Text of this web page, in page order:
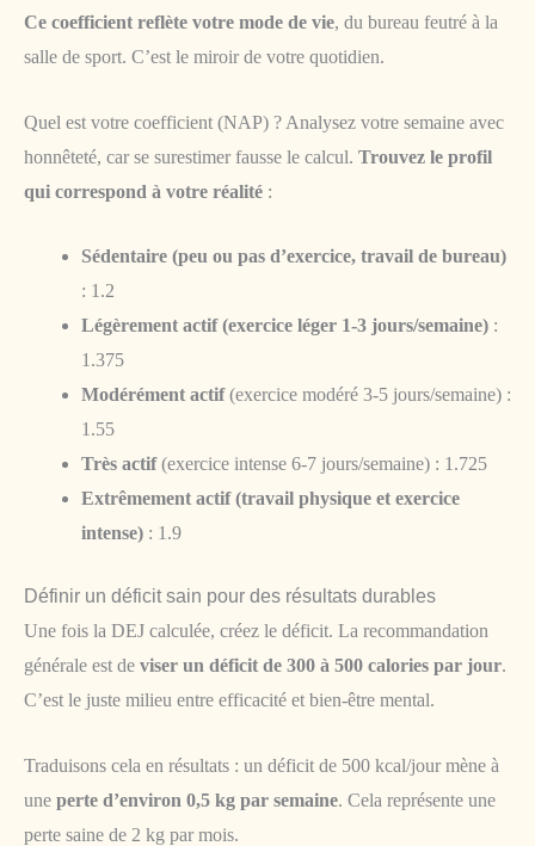
Ce coefficient reflète votre mode de vie, du bureau feutré à la
salle de sport. C’est le miroir de votre quotidien.
Quel est votre coefficient (NAP) ? Analysez votre semaine avec
honnêteté, car se surestimer fausse le calcul. Trouvez le profil
qui correspond à votre réalité :
Sédentaire (peu ou pas d’exercice, travail de bureau)
: 1.2
Légèrement actif (exercice léger 1-3 jours/semaine) :
1.375
Modérément actif(exercice modéré 3-5 jours/semaine) :
1.55
Très actif(exercice intense 6-7 jours/semaine) : 1.725
Extrêmement actif (travail physique et exercice
intense) : 1.9
Définir un déficit sain pour des résultats durables
Une fois la DEJ calculée, créez le déficit. La recommandation
générale est de viser un déficit de 300 à 500 calories par jour.
C’est le juste milieu entre efficacité et bien-être mental.
Traduisons cela en résultats : un déficit de 500 kcal/jour mène à
une perte d’environ 0,5 kg par semaine. Cela représente une
perte saine de 2 kg par mois.